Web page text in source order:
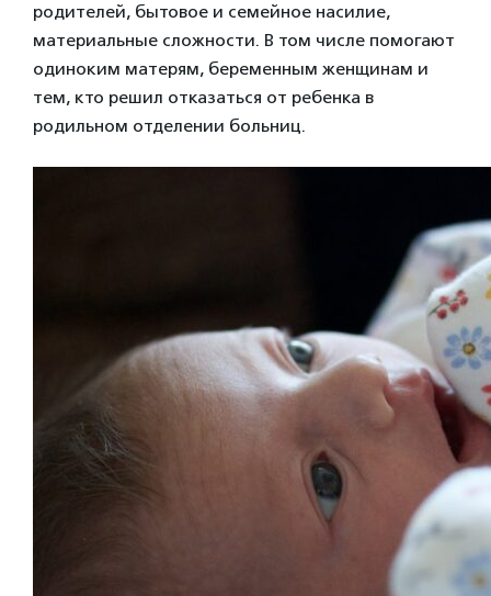
родителей, бытовое и семейное насилие,
материальные сложности. В том числе помогают
одиноким матерям, беременным женщинам и
тем, кто решил отказаться от ребенка в
родильном отделении больниц.